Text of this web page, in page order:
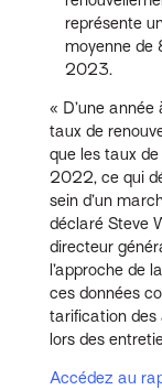
représente
moyenne de
2023.
« D’une année
taux de
que les taux
2022, ce qui
sein d’un
déclaré Steve
directeur
l’approche de
ces données
tarification des
lors des
Accédez au